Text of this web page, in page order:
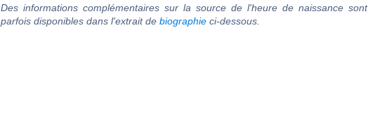
Des informations complémentaires sur la source de l'heure de naissance sont
parfois disponibles dans l'extrait de biographie ci-dessous.